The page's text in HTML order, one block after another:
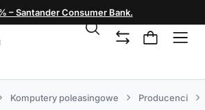
– Santander Consumer Bank.
Komputery poleasingowe Producenci